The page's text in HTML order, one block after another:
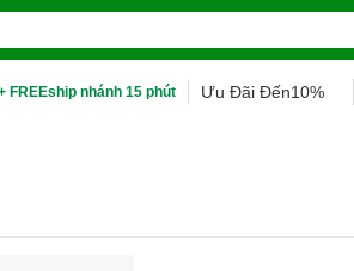
FREEship nhánh 15 phút Ưu Đãi Đến10%